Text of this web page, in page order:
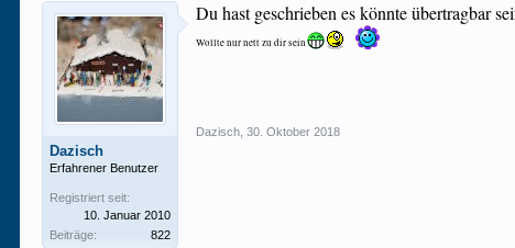
Dazisch
Erfahrener Benutzer
Registriert seit:
10. Januar 2010
Beiträge:
822
Du hast geschrieben es könnte übertragbar
Wollte nur nett zu dir sein
Dazisch 30. Oktober 2018